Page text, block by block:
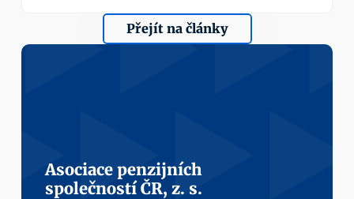
Přejít na články
Asociace penzijních
společností ČR, z. s.